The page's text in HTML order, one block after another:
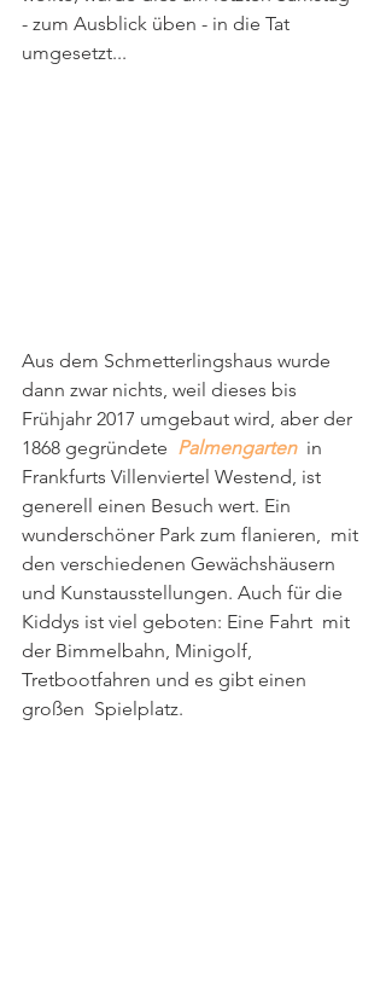
- zum Ausblick üben - in die Tat
umgesetzt...
Aus dem Schmetterlingshaus wurde
dann zwar nichts, weil dieses bis
Frühjahr 2017 umgebaut wird, aber der
1868 gegründete Palmengarten in
Frankfurts Villenviertel Westend, ist
generell einen Besuch wert. Ein
wunderschöner Park zum flanieren,  mit
den verschiedenen Gewächshäusern
und Kunstausstellungen. Auch für die
Kiddys ist viel geboten: Eine Fahrt  mit
der Bimmelbahn, Minigolf,
Tretbootfahren und es gibt einen
großen  Spielplatz.